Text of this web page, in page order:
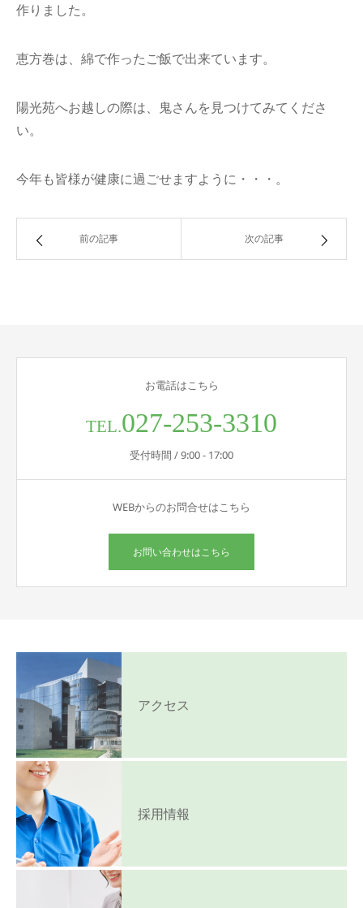
作りました。
恵方巻は、綿で作ったご飯で出来ています。
陽光苑へお越しの際は、鬼さんを見つけてみてくださ
い。
今年も皆様が健康に過ごせますように・・・。
前の記事 次の記事
お電話はこちら
TEL.027-253-3310
受付時間 / 9:00 - 17:00
WEBからのお問合せはこちら
お問い合わせはこちら
アクセス
採用情報